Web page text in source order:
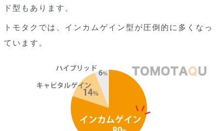
ド型もあります。
トモタクでは、インカムゲイン型が圧倒的に多くなっ
ています。